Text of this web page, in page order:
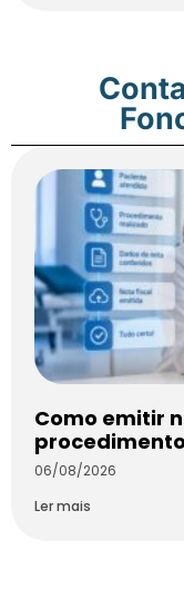
Como emitir
06/08/2026
Ler mais